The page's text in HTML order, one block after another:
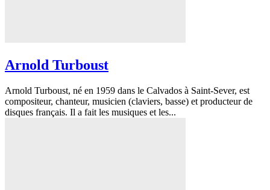
Arnold Turboust
Arnold Turboust, né en 1959 dans le Calvados à Saint-Sever, est
compositeur, chanteur, musicien (claviers, basse) et producteur de
disques français. Il a fait les musiques et les...